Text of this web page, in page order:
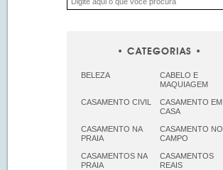
CATEGORIAS
BELEZA
CABELO E
MAQUIAGEM
CASAMENTO CIVIL
CASAMENTO EM
CASA
CASAMENTO NA
PRAIA
CASAMENTO NO
CAMPO
CASAMENTOS NA
PRAIA
CASAMENTOS
REAIS